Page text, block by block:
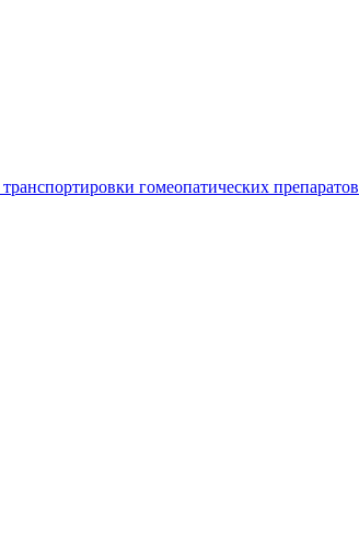
гомеопатических препаратов